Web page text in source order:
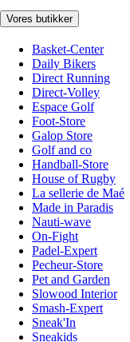
Vores butikker
Basket-Center
Daily Bikers
Direct Running
Direct-Volley
Espace Golf
Foot-Store
Galop Store
Golf and co
Handball-Store
House of Rugby
La sellerie de Maé
Made in Paradis
Nauti-wave
On-Fight
Padel-Expert
Pecheur-Store
Pet and Garden
Slowood Interior
Smash-Expert
Sneak'In
Sneakids